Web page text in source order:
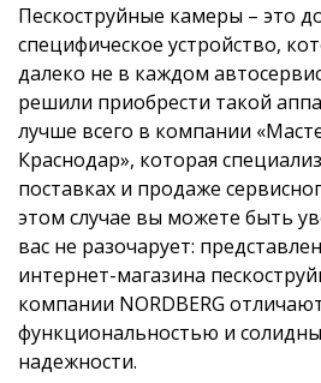
Пескоструйные камеры – это
специфическое устройство,
далеко не в каждом
решили приобрести такой
лучше всего в компании
Краснодар», которая
поставках и продаже
этом случае вы можете быть
вас не разочарует:
интернет-магазина
компании NORDBERG
функциональностью и
надежности.